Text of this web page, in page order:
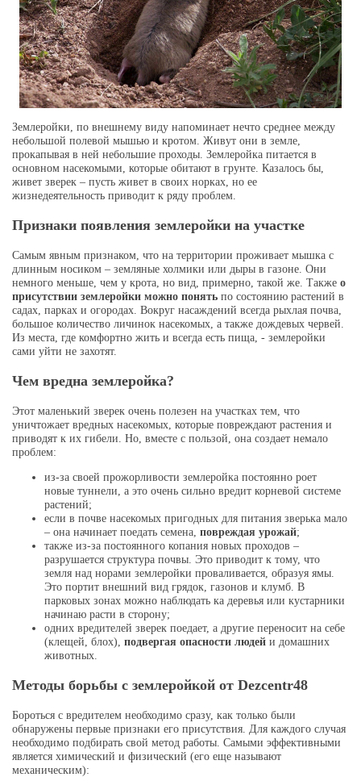
Землеройки, по внешнему виду напоминает нечто среднее между
небольшой полевой мышью и кротом. Живут они в земле,
прокапывая в ней небольшие проходы. Землеройка питается в
основном насекомыми, которые обитают в грунте. Казалось бы,
живет зверек – пусть живет в своих норках, но ее
жизнедеятельность приводит к ряду проблем.
Признаки появления землеройки на участке
Самым явным признаком, что на территории проживает мышка с
длинным носиком – земляные холмики или дыры в газоне. Они
немного меньше, чем у крота, но вид, примерно, такой же. Также о
присутствии землеройки можно понять по состоянию растений в
садах, парках и огородах. Вокруг насаждений всегда рыхлая почва,
большое количество личинок насекомых, а также дождевых червей.
Из места, где комфортно жить и всегда есть пища, - землеройки
сами уйти не захотят.
Чем вредна землеройка?
Этот маленький зверек очень полезен на участках тем, что
уничтожает вредных насекомых, которые повреждают растения и
приводят к их гибели. Но, вместе с пользой, она создает немало
проблем:
из-за своей прожорливости землеройка постоянно роет
новые туннели, а это очень сильно вредит корневой системе
растений;
если в почве насекомых пригодных для питания зверька мало
– она начинает поедать семена, повреждая урожай;
также из-за постоянного копания новых проходов –
разрушается структура почвы. Это приводит к тому, что
земля над норами землеройки проваливается, образуя ямы.
Это портит внешний вид грядок, газонов и клумб. В
парковых зонах можно наблюдать ка деревья или кустарники
начинаю расти в сторону;
одних вредителей зверек поедает, а другие переносит на себе
(клещей, блох), подвергая опасности людей и домашних
животных.
Методы борьбы с землеройкой от Dezcentr48
Бороться с вредителем необходимо сразу, как только были
обнаружены первые признаки его присутствия. Для каждого случая
необходимо подбирать свой метод работы. Самыми эффективными
является химический и физический (его еще называют
механическим):